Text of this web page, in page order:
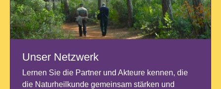
Unser Netzwerk
Lernen Sie die Partner und Akteure kennen, die
die Naturheilkunde gemeinsam stärken und